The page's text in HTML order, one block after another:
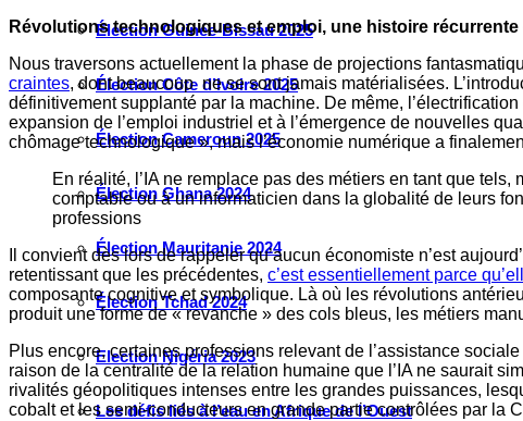
Élection Guinée-Bissau 2025
Élection Côte d’Ivoire 2025
Élection Cameroun 2025
Élection Ghana 2024
Élection Mauritanie 2024
Élection Tchad 2024
Election Nigéria 2023
Les défis liés à l’eau en Afrique de l’Ouest
Révolutions technologiques et emploi, une histoire récurrente
Nous traversons actuellement la phase de projections
craintes, dont beaucoup ne se sont jamais matérialisées.
définitivement supplanté par la machine. De même,
expansion de l’emploi industriel et à l’émergence de nouvelles
chômage technologique », mais l’économie numérique a
En réalité, l’IA ne remplace pas des métiers en tant que tels,
comptable ou à un informaticien dans la globalité de leurs
professions
Il convient dès lors de rappeler qu’aucun économiste n’est
retentissant que les précédentes, c’est essentiellement parce
composante cognitive et symbolique. Là où les révolutions
produit une forme de « revanche » des cols bleus, les métiers
Plus encore, certaines professions relevant de l’assistance
raison de la centralité de la relation humaine que l’IA ne saurait
rivalités géopolitiques intenses entre les grandes puissances,
cobalt et les semi-conducteurs en grande partie contrôlées par la